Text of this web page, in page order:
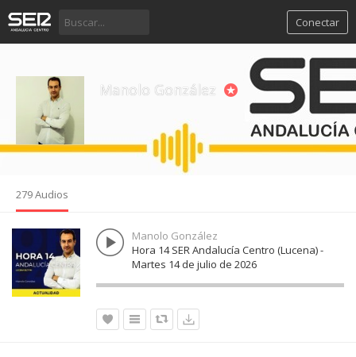
Conectar
Manolo González
279 Audios
Manolo González
Hora 14 SER Andalucía Centro (Lucena) -
Martes 14 de julio de 2026